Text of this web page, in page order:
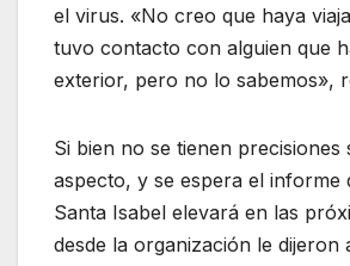
el virus. «No creo que haya
tuvo contacto con alguien que
exterior, pero no lo sabemos»,
Si bien no se tienen precisiones
aspecto, y se espera el informe
Santa Isabel elevará en las
desde la organización le dijeron